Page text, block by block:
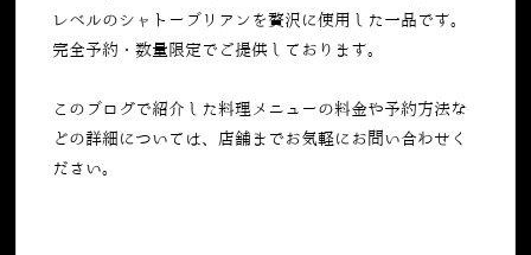
レベルのシャトーブリアンを贅沢に使用した一品です。
完全予約・数量限定でご提供しております。
このブログで紹介した料理メニューの料金や予約方法な
どの詳細については、店舗までお気軽にお問い合わせく
ださい。